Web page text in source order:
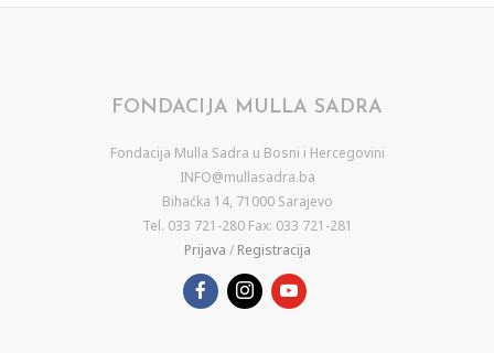
FONDACIJA MULLA SADRA
Fondacija Mulla Sadra u Bosni i Hercegovini
INFO@mullasadra.ba
Bihaćka 14, 71000 Sarajevo
Tel. 033 721-280 Fax: 033 721-281
Prijava / Registracija